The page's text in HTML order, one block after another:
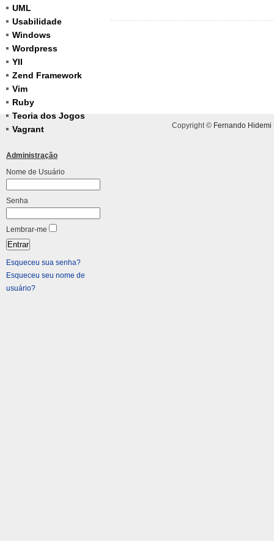
UML
Usabilidade
Windows
Wordpress
YII
Zend Framework
Vim
Ruby
Teoria dos Jogos
Vagrant
Administração
Nome de Usuário
Senha
Lembrar-me
Esqueceu sua senha?
Esqueceu seu nome de
usuário?
Copyright © Fernando